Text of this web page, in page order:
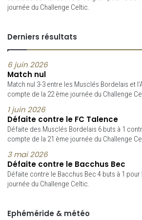
journée du Challenge Celtic.
Derniers résultats
6 juin 2026
Match nul
Match nul 3-3 entre les Musclés Bordelais et
compte de la 22 ème journée du Challenge
1 juin 2026
Défaite contre le FC Talence
Défaite des Musclés Bordelais 6 buts à 1
compte de la 21 ème journée du Challenge
3 mai 2026
Défaite contre le Bacchus Bec
Défaite contre le Bacchus Bec 4 buts à 1
journée du Challenge Celtic.
Ephéméride & météo